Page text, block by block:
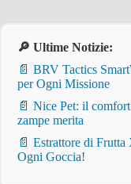
🔎 Ultime Notizie:
📄 BRV Tactics
per Ogni Missione
📄 Nice Pet: il
zampe merita
📄 Estrattore di
Ogni Goccia!